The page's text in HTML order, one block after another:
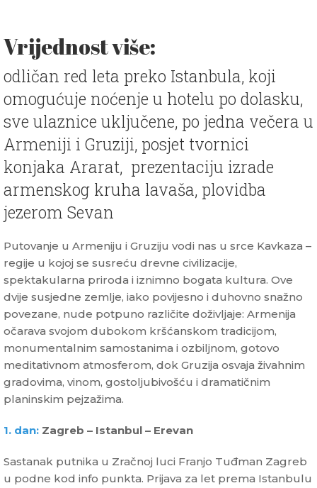
Vrijednost više:
odličan red leta preko Istanbula, koji
omogućuje noćenje u hotelu po dolasku,
sve ulaznice uključene, po jedna večera u
Armeniji i Gruziji, posjet tvornici
konjaka Ararat, prezentaciju izrade
armenskog kruha lavaša, plovidba
jezerom Sevan
Putovanje u Armeniju i Gruziju vodi nas u srce Kavkaza –
regije u kojoj se susreću drevne civilizacije,
spektakularna priroda i iznimno bogata kultura. Ove
dvije susjedne zemlje, iako povijesno i duhovno snažno
povezane, nude potpuno različite doživljaje: Armenija
očarava svojom dubokom kršćanskom tradicijom,
monumentalnim samostanima i ozbiljnom, gotovo
meditativnom atmosferom, dok Gruzija osvaja živahnim
gradovima, vinom, gostoljubivošću i dramatičnim
planinskim pejzažima.
1. dan: Zagreb – Istanbul – Erevan
Sastanak putnika u Zračnoj luci Franjo Tuđman Zagreb
u podne kod info punkta. Prijava za let prema Istanbulu